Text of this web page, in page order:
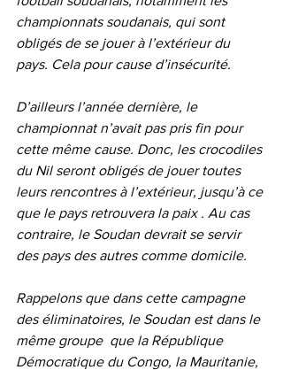
championnats soudanais, qui sont
obligés de se jouer à l’extérieur du
pays. Cela pour cause d’insécurité.
D’ailleurs l’année dernière, le
championnat n’avait pas pris fin pour
cette même cause. Donc, les crocodiles
du Nil seront obligés de jouer toutes
leurs rencontres à l’extérieur, jusqu’à ce
que le pays retrouvera la paix . Au cas
contraire, le Soudan devrait se servir
des pays des autres comme domicile.
Rappelons que dans cette campagne
des éliminatoires, le Soudan est dans le
même groupe  que la République
Démocratique du Congo, la Mauritanie,